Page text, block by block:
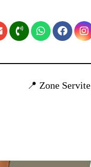
📍 Zone Servite